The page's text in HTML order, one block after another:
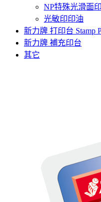
NP特殊光滑面
光敏印印油
新力牌 打印台 Stamp
新力牌 補充印台
其它